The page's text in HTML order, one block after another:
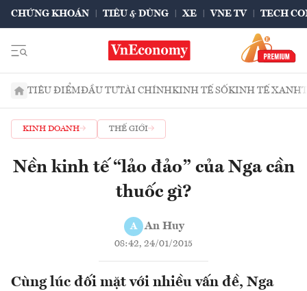
CHỨNG KHOÁN TIÊU & DÙNG XE VNE TV TECH
TIÊU ĐIỂMĐẦU TƯTÀI CHÍNHKINH TẾ SỐKINH TẾ XANH
KINH DOANH THẾ GIỚI
Nền kinh tế “lảo đảo” của Nga cần
thuốc gì?
A An Huy
08:42, 24/01/2015
Cùng lúc đối mặt với nhiều vấn đề, Nga